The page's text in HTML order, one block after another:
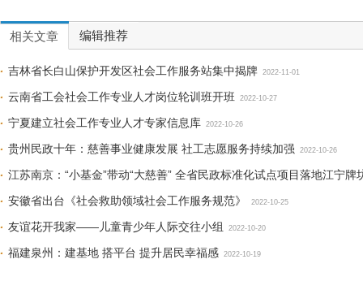
相关文章 编辑推荐
吉林省长白山保护开发区社会工作服务站集中揭牌 2022-11-01
云南省工会社会工作专业人才岗位轮训班开班 2022-10-27
宁夏建立社会工作专业人才专家信息库 2022-10-26
贵州民政十年：慈善事业健康发展 社工志愿服务持续加强 2022-10-26
江苏南京：“小基金”带动“大慈善” 全省民政标准化试点项目落地江宁牌
安徽省出台《社会救助领域社会工作服务规范》
2022-10-25
友谊花开我家——儿童青少年人际交往小组 2022-10-20
福建泉州：建基地 搭平台 提升居民幸福感 2022-10-19